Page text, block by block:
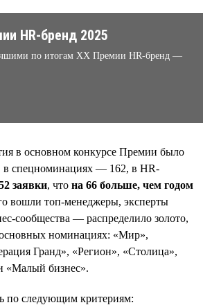
HR-бренд 2025
по итогам XX Премии HR-бренд —
в основном конкурсе Премии было
в спецноминациях — 162, в HR-
заявки, что на 66 больше, чем годом
вошли топ-менеджеры, эксперты
сообщества — распределило золото,
номинациях: «Мир»,
Гранд», «Регион», «Столица»,
«Малый бизнес».
по следующим критериям: